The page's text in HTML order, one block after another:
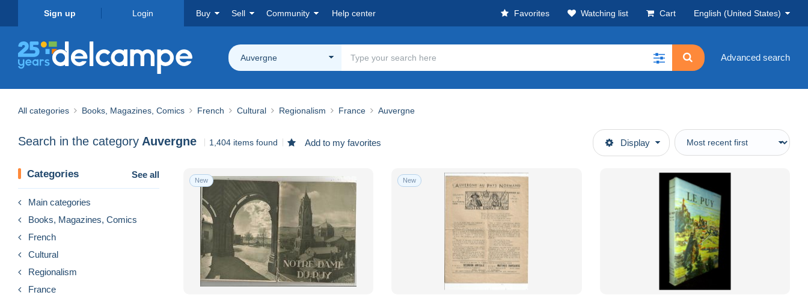
Sign up Login Buy Sell Community Help center Favorites Watching list Cart English (United States)
Auvergne Advanced search
All categories Books, Magazines, Comics French Cultural Regionalism France Auvergne
Search in the category Auvergne 1,404 items found Add to my favorites Display
Categories See all
Main categories
Books, Magazines, Comics
French
Cultural
Regionalism
France
New New